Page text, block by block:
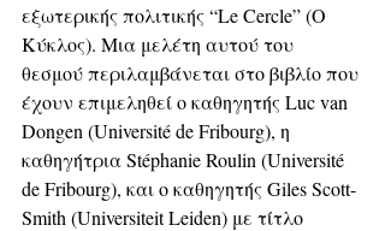
εξωτερικής πολιτικής “Le Cercle” (Ο
Κύκλος). Μια μελέτη αυτού του
θεσμού περιλαμβάνεται στο βιβλίο που
έχουν επιμεληθεί ο καθηγητής Luc van
Dongen (Université de Fribourg), η
καθηγήτρια Stéphanie Roulin (Université
de Fribourg), και ο καθηγητής Giles Scott-
Smith (Universiteit Leiden) με τίτλο